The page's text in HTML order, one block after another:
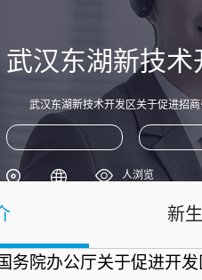
项目申报信息
武汉东湖新技
武汉东湖新技术开发区关于促进招
人浏览
新
务院办公厅关于促进开